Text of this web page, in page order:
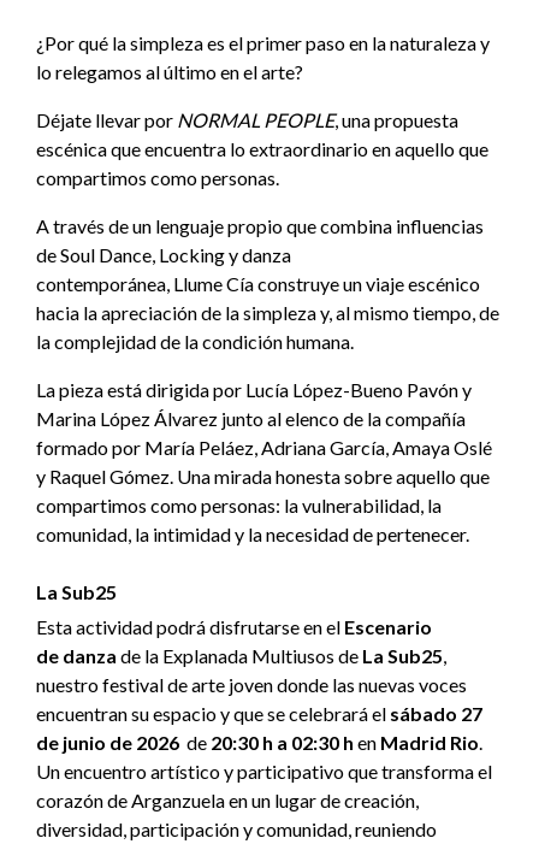
¿Por qué la simpleza es el primer paso en la naturaleza y
lo relegamos al último en el arte?
Déjate llevar por NORMAL PEOPLE, una propuesta
escénica que encuentra lo extraordinario en aquello que
compartimos como personas.
A través de un lenguaje propio que combina influencias
de Soul Dance, Locking y danza
contemporánea, Llume Cía construye un viaje escénico
hacia la apreciación de la simpleza y, al mismo tiempo, de
la complejidad de la condición humana.
La pieza está dirigida por Lucía López-Bueno Pavón y
Marina López Álvarez junto al elenco de la compañía
formado por María Peláez, Adriana García, Amaya Oslé
y Raquel Gómez. Una mirada honesta sobre aquello que
compartimos como personas: la vulnerabilidad, la
comunidad, la intimidad y la necesidad de pertenecer.
La Sub25
Esta actividad podrá disfrutarse en el Escenario
de danza de la Explanada Multiusos de La Sub25,
nuestro festival de arte joven donde las nuevas voces
encuentran su espacio y que se celebrará el sábado 27
de junio de 2026 de 20:30 h a 02:30 h en Madrid Rio.
Un encuentro artístico y participativo que transforma el
corazón de Arganzuela en un lugar de creación,
diversidad, participación y comunidad, reuniendo